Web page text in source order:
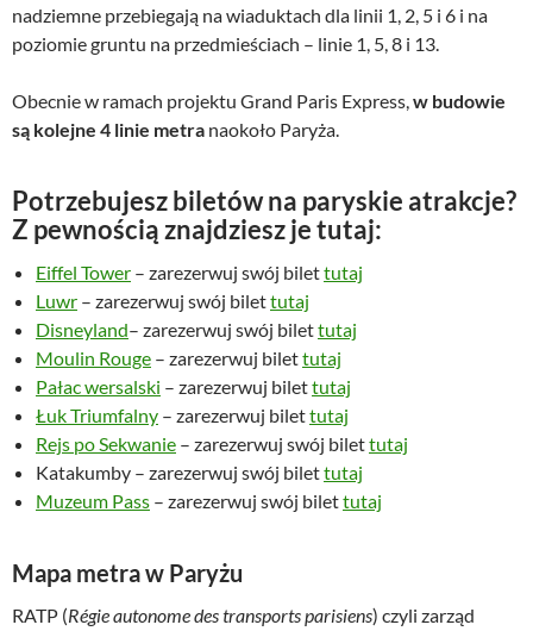
nadziemne przebiegają na wiaduktach dla linii 1, 2, 5 i 6 i na
poziomie gruntu na przedmieściach – linie 1, 5, 8 i 13.
Obecnie w ramach projektu Grand Paris Express,w budowie
są kolejne 4 linie metra naokoło Paryża.
Potrzebujesz biletów na paryskie atrakcje?
Z pewnością znajdziesz je tutaj:
Eiffel Tower – zarezerwuj swój bilettutaj
Luwr – zarezerwuj swój bilettutaj
Disneyland– zarezerwuj swój bilettutaj
Moulin Rouge – zarezerwuj bilettutaj
Pałac wersalski – zarezerwuj bilettutaj
Łuk Triumfalny – zarezerwuj bilettutaj
Rejs po Sekwanie – zarezerwuj swój bilettutaj
Katakumby – zarezerwuj swój bilettutaj
Muzeum Pass – zarezerwuj swój bilettutaj
Mapa metra w Paryżu
RATP (Régie autonome des transports parisiens) czyli zarząd